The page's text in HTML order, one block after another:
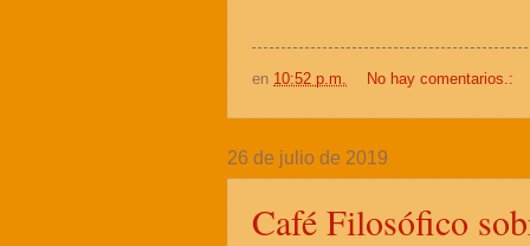
en 10:52 p.m. No hay comentarios.:
26 de julio de 2019
Café Filosófico